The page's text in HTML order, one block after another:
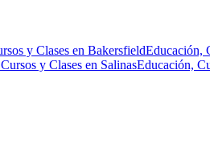
y Clases en BakersfieldEducación,
y Clases en SalinasEducación,